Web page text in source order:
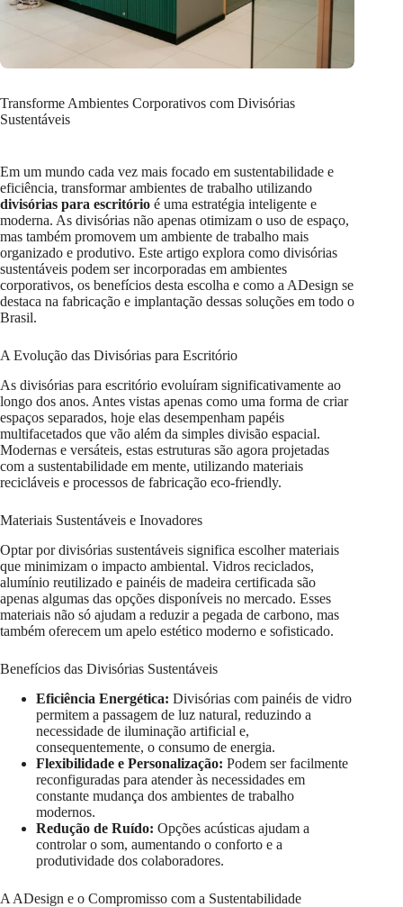
Transforme Ambientes Corporativos com Divisórias
Sustentáveis
Em um mundo cada vez mais focado em sustentabilidade e
eficiência, transformar ambientes de trabalho utilizando
divisórias para escritório é uma estratégia inteligente e
moderna. As divisórias não apenas otimizam o uso de espaço,
mas também promovem um ambiente de trabalho mais
organizado e produtivo. Este artigo explora como divisórias
sustentáveis podem ser incorporadas em ambientes
corporativos, os benefícios desta escolha e como a ADesign se
destaca na fabricação e implantação dessas soluções em todo o
Brasil.
A Evolução das Divisórias para Escritório
As divisórias para escritório evoluíram significativamente ao
longo dos anos. Antes vistas apenas como uma forma de criar
espaços separados, hoje elas desempenham papéis
multifacetados que vão além da simples divisão espacial.
Modernas e versáteis, estas estruturas são agora projetadas
com a sustentabilidade em mente, utilizando materiais
recicláveis e processos de fabricação eco-friendly.
Materiais Sustentáveis e Inovadores
Optar por divisórias sustentáveis significa escolher materiais
que minimizam o impacto ambiental. Vidros reciclados,
alumínio reutilizado e painéis de madeira certificada são
apenas algumas das opções disponíveis no mercado. Esses
materiais não só ajudam a reduzir a pegada de carbono, mas
também oferecem um apelo estético moderno e sofisticado.
Benefícios das Divisórias Sustentáveis
Eficiência Energética: Divisórias com painéis de vidro
permitem a passagem de luz natural, reduzindo a
necessidade de iluminação artificial e,
consequentemente, o consumo de energia.
Flexibilidade e Personalização: Podem ser facilmente
reconfiguradas para atender às necessidades em
constante mudança dos ambientes de trabalho
modernos.
Redução de Ruído: Opções acústicas ajudam a
controlar o som, aumentando o conforto e a
produtividade dos colaboradores.
A ADesign e o Compromisso com a Sustentabilidade